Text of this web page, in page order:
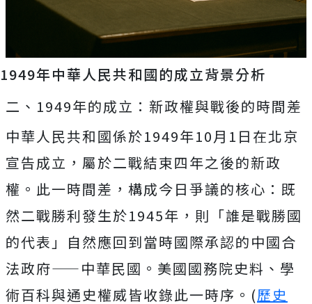
1949年中華人民共和國的成立背景分析
二、1949年的成立：新政權與戰後的時間差
中華人民共和國係於1949年10月1日在北京
宣告成立，屬於二戰結束四年之後的新政
權。此一時間差，構成今日爭議的核心：既
然二戰勝利發生於1945年，則「誰是戰勝國
的代表」自然應回到當時國際承認的中國合
法政府——中華民國。美國國務院史料、學
術百科與通史權威皆收錄此一時序。(歷史